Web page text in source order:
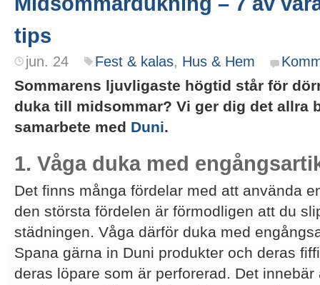
tips
jun. 24 Fest & kalas, Hus & Hem
Sommarens ljuvligaste högtid står för
duka till midsommar? Vi ger dig det allra
samarbete med Duni.
1. Våga duka med
Det finns många fördelar med att använda
den största fördelen är förmodligen att du
städningen. Våga därför duka med
Spana gärna in Duni produkter och deras
deras löpare som är perforerad. Det